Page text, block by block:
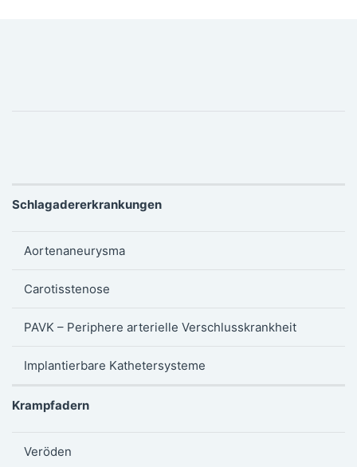
Schlagadererkrankungen
Aortenaneurysma
Carotisstenose
PAVK – Periphere arterielle Verschlusskrankheit
Implantierbare Kathetersysteme
Krampfadern
Veröden